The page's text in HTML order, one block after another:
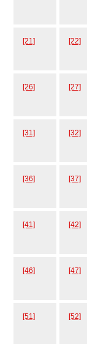
[21] [22]
[26] [27]
[31] [32]
[36] [37]
[41] [42]
[46] [47]
[51] [52]